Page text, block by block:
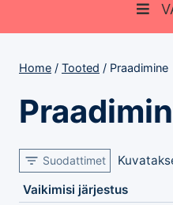
Home / Tooted / Praadimine
Suodattimet